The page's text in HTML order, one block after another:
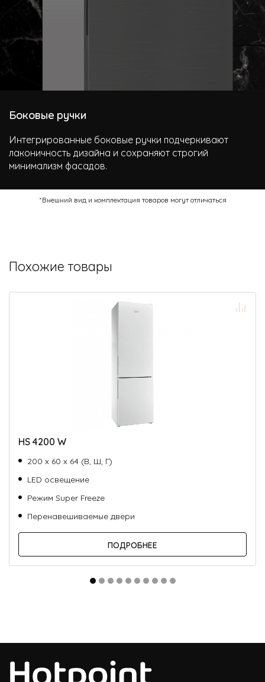
Боковые ручки
Интегрированные боковые ручки подчеркивают
лаконичность дизайна и сохраняют строгий
минимализм фасадов.
*Внешний вид и комплектация товаров могут отличаться
Похожие товары
HS 4200 W
200 х 60 х 64 (В, Ш, Г)
LED освещение
Режим Super Freeze
Перенавешиваемые двери
ПОДРОБНЕЕ